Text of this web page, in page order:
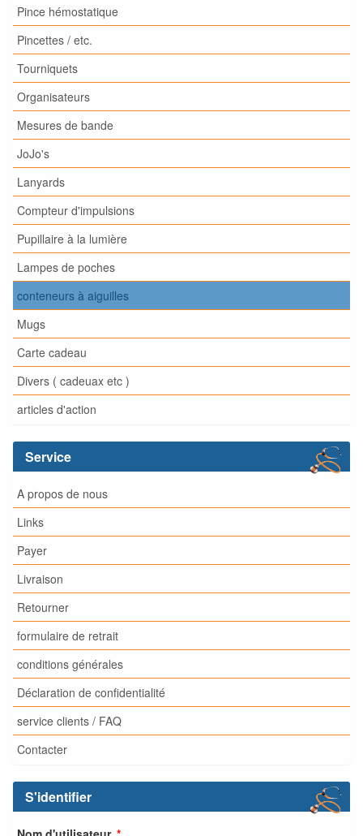
Pince hémostatique
Pincettes / etc.
Tourniquets
Organisateurs
Mesures de bande
JoJo's
Lanyards
Compteur d'impulsions
Pupillaire à la lumière
Lampes de poches
conteneurs à aiguilles
Mugs
Carte cadeau
Divers ( cadeuax etc )
articles d'action
Service
A propos de nous
Links
Payer
Livraison
Retourner
formulaire de retrait
conditions générales
Déclaration de confidentialité
service clients / FAQ
Contacter
S'identifier